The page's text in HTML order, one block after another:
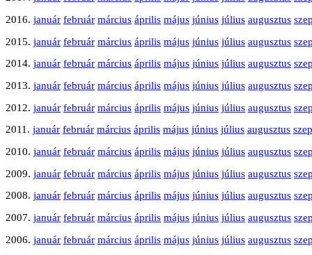
2016. január február március április május június július augusztus
2015. január február március április május június július augusztus
2014. január február március április május június július augusztus
2013. január február március április május június július augusztus
2012. január február március április május június július augusztus
2011. január február március április május június július augusztus
2010. január február március április május június július augusztus
2009. január február március április május június július augusztus
2008. január február március április május június július augusztus
2007. január február március április május június július augusztus
2006. január február március április május június július augusztus